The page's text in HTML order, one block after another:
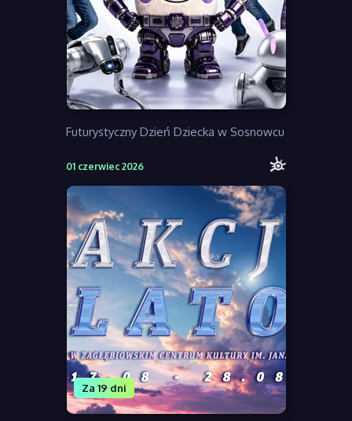
Futurystyczny Dzień Dziecka w Sosnowcu
01 czerwiec 2026
Za 19 dni